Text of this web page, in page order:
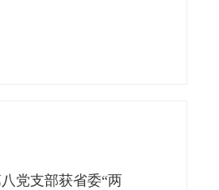
党支部获省委“两